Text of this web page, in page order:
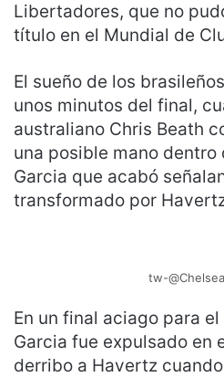
Libertadores, que no
título en el Mundial de
El sueño de los
unos minutos del final,
australiano Chris Beath
una posible mano dentro
Garcia que acabó
transformado por
tw-
En un final aciago para
Garcia fue expulsado en
derribo a Havertz